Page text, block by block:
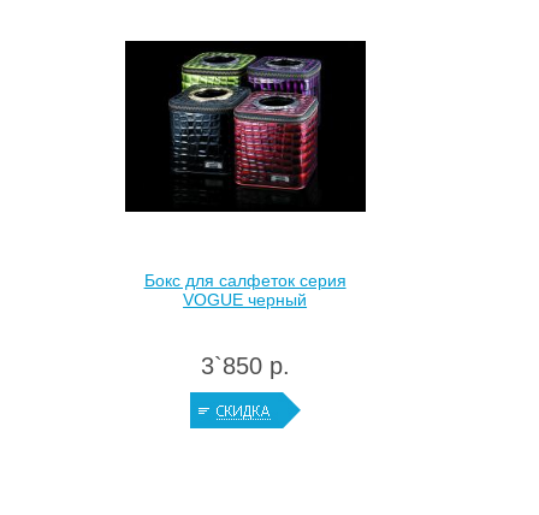
Бокс для салфеток серия
VOGUE черный
3`850 р.